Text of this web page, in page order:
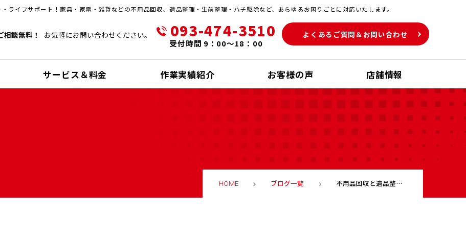
フサポート！家具・家電・雑貨などの不用品回収、遺品整理・生前整理・ハチ駆除など、あらゆるお困りごとに対応いたします。
相談無料！ お気軽にお問い合わせください。 093-474-3510
受付時間 9：00～18：00
よくあるご質問＆お問い合わせ
サービス＆料金 作業実績紹介 お客様の声 店舗情報
HOME ブログ一覧 不用品回収と遺品整理のご依頼で北九州市小倉北区まで出かけてきました